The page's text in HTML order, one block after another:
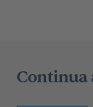
Continua